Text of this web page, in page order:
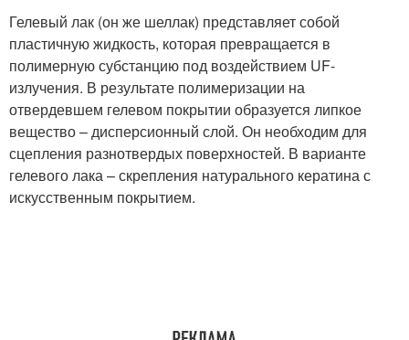
Гелевый лак (он же шеллак) представляет собой
пластичную жидкость, которая превращается в
полимерную субстанцию под воздействием UF-
излучения. В результате полимеризации на
отвердевшем гелевом покрытии образуется липкое
вещество – дисперсионный слой. Он необходим для
сцепления разнотвердых поверхностей. В варианте
гелевого лака – скрепления натурального кератина с
искусственным покрытием.